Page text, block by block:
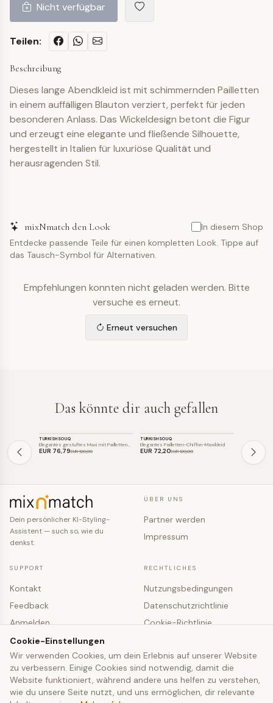
Nicht verfügbar
Teilen:
Beschreibung
Dieses lange Abendkleid ist mit schimmernden Pailletten
in einem auffälligen Blauton verziert, perfekt für jeden
besonderen Anlass. Das Wickeldesign betont die Figur
und erzeugt eine elegante und fließende Silhouette,
hergestellt in Italien für luxuriöse Qualität und
herausragenden Stil.
mixNmatch den Look
In diesem Shop
Entdecke passende Teile für einen kompletten Look. Tippe auf
das Tausch-Symbol für Alternativen.
Empfehlungen konnten nicht geladen werden. Bitte
versuche es erneut.
Erneut versuchen
Das könnte dir auch gefallen
SALE
TURKISHSOUQ
Elegantes gestuftes Maxi mit Pailletten…
EUR 76,79EUR 120,00
SALE
TURKISHSOUQ
Elegantes Pailletten-Chiffon-Maxikleid
EUR 72,20EUR 120,00
SALE
EUR 66
Dein persönlicher KI-Styling-
Assistent — such so, wie du
denkst.
ÜBER UNS
Partner werden
Impressum
SUPPORT
Kontakt
Feedback
Anmelden
Registrieren
RECHTLICHES
Nutzungsbedingungen
Datenschutzrichtlinie
Cookie-Richtlinie
© 2026 mixNmatch · co-fashion UG (haftungsbeschränkt)
Cookie-Einstellungen
Wir verwenden Cookies, um dein Erlebnis auf unserer Website
zu verbessern. Einige Cookies sind notwendig, damit die
Website funktioniert, während andere uns helfen zu verstehen,
wie du unsere Seite nutzt, und uns ermöglichen, dir relevante